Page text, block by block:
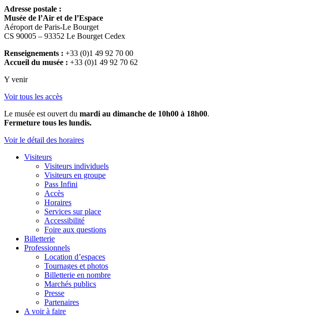
Adresse postale :
Musée de l’Air et de l’Espace
Aéroport de Paris-Le Bourget
CS 90005 – 93352 Le Bourget Cedex
Renseignements : +33 (0)1 49 92 70 00
Accueil du musée : +33 (0)1 49 92 70 62
Y venir
Voir tous les accès
Le musée est ouvert du mardi au dimanche de 10h00 à 18h00.
Fermeture tous les lundis.
Voir le détail des horaires
Visiteurs
Visiteurs individuels
Visiteurs en groupe
Pass Infini
Accès
Horaires
Services sur place
Accessibilité
Foire aux questions
Billetterie
Professionnels
Location d’espaces
Tournages et photos
Billetterie en nombre
Marchés publics
Presse
Partenaires
A voir à faire